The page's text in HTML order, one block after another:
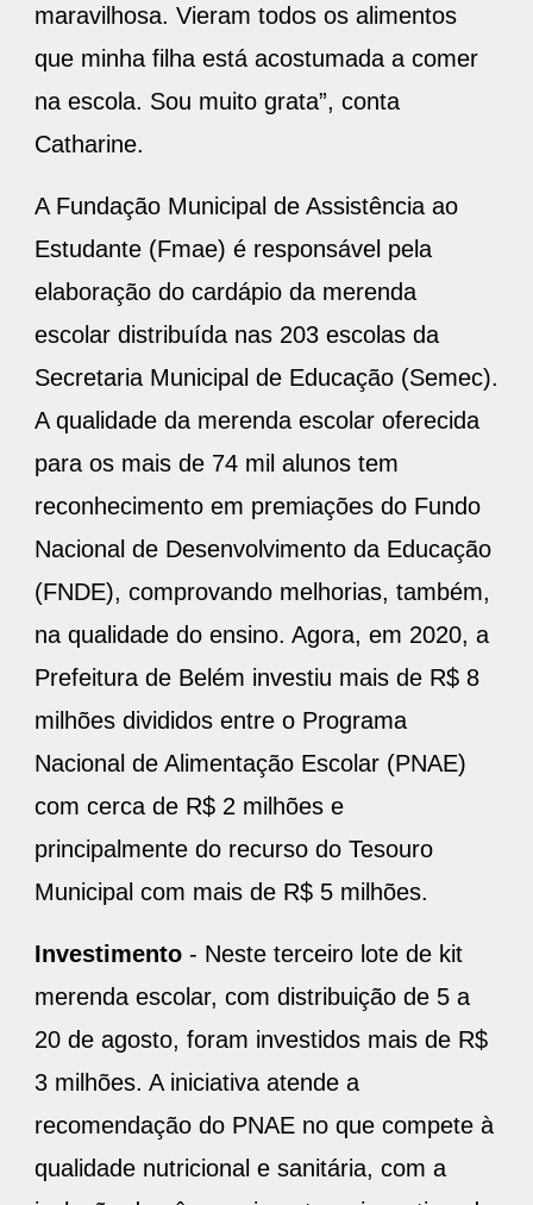
maravilhosa. Vieram todos os alimentos
que minha filha está acostumada a comer
na escola. Sou muito grata”, conta
Catharine.
A Fundação Municipal de Assistência ao
Estudante (Fmae) é responsável pela
elaboração do cardápio da merenda
escolar distribuída nas 203 escolas da
Secretaria Municipal de Educação (Semec).
A qualidade da merenda escolar oferecida
para os mais de 74 mil alunos tem
reconhecimento em premiações do Fundo
Nacional de Desenvolvimento da Educação
(FNDE), comprovando melhorias, também,
na qualidade do ensino. Agora, em 2020, a
Prefeitura de Belém investiu mais de R$ 8
milhões divididos entre o Programa
Nacional de Alimentação Escolar (PNAE)
com cerca de R$ 2 milhões e
principalmente do recurso do Tesouro
Municipal com mais de R$ 5 milhões.
Investimento - Neste terceiro lote de kit
merenda escolar, com distribuição de 5 a
20 de agosto, foram investidos mais de R$
3 milhões. A iniciativa atende a
recomendação do PNAE no que compete à
qualidade nutricional e sanitária, com a